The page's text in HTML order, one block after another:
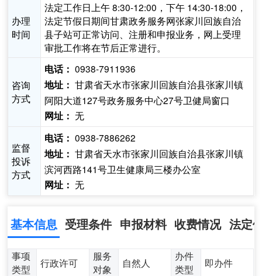
办理
时间
法定工作日上午 8:30-12:00，下午 14:30-18:00，
法定节假日期间甘肃政务服务网张家川回族自治
县子站可正常访问、注册和申报业务，网上受理
审批工作将在节后正常进行。
咨询
方式
电话： 0938-7911936
地址： 甘肃省天水市张家川回族自治县张家川镇
阿阳大道127号政务服务中心27号卫健局窗口
网址： 无
监督
投诉
方式
电话： 0938-7886262
地址： 甘肃省天水市张家川回族自治县张家川镇
滨河西路141号卫生健康局三楼办公室
网址： 无
基本信息 受理条件 申报材料 收费情况 法定
事项
类型
行政许可
服务
对象
自然人
办件
类型
即办件